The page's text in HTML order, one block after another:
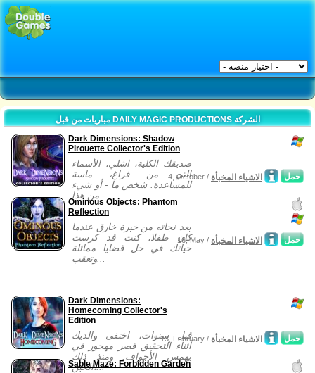
مباريات من قبل DAILY MAGIC PRODUCTIONS الشركة
Dark Dimensions: Shadow
Pirouette Collector's Edition
صديقك الكلية، اشلي، الأسماء
التي من فراغ، ماسة
للمساعدة. شخص ما - أو شيء
من هذا -...
حمل 4, October / الاشياء المخبأة
Ominous Objects: Phantom
Reflection
بعد نجاته من خبرة خارق عندما
كان طفلا، كنت قد كرست
حياتك في حل قضايا مماثلة
وتعقب...
حمل 16, May / الاشياء المخبأة
Dark Dimensions:
Homecoming Collector's
Edition
قبل سنوات، اختفى والديك
أثناء التحقيق قصر مهجور في
يهمس الأجواف. ومنذ ذلك
الحين،...
حمل 13, February / الاشياء المخبأة
Sable Maze: Forbidden Garden